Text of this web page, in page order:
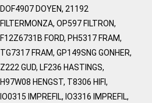
DOF4907 DOYEN, 21192
FILTERMONZA, OP597 FILTRON,
F12Z6731B FORD, PH5317 FRAM,
TG7317 FRAM, GP149SNG GONHER,
Z222 GUD, LF236 HASTINGS,
H97W08 HENGST, T8306 HIFI,
IO0315 IMPREFIL, IO3316 IMPREFIL,